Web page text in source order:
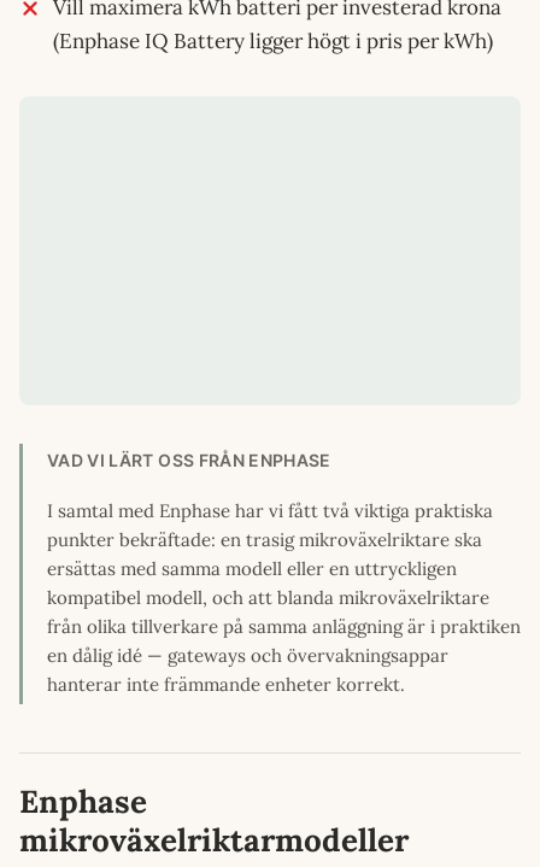
Vill maximera kWh batteri per investerad krona
(Enphase IQ Battery ligger högt i pris per kWh)
VAD VI LÄRT OSS FRÅN ENPHASE
I samtal med Enphase har vi fått två viktiga praktiska
punkter bekräftade: en trasig mikroväxelriktare ska
ersättas med samma modell eller en uttryckligen
kompatibel modell, och att blanda mikroväxelriktare
från olika tillverkare på samma anläggning är i praktiken
en dålig idé — gateways och övervakningsappar
hanterar inte främmande enheter korrekt.
Enphase
mikroväxelriktarmodeller